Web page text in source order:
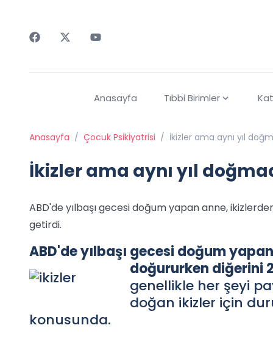
Anasayfa Tıbbi Birimler
Anasayfa / Çocuk Psikiyatrisi / İkizler ama aynı yıl
İkizler ama aynı yıl
ABD'de yılbaşı gecesi doğum yapan anne,
getirdi.
ABD'de yılbaşı gecesi doğum
doğururken diğerini
genellikle her şeyi
doğan ikizler için
konusunda.